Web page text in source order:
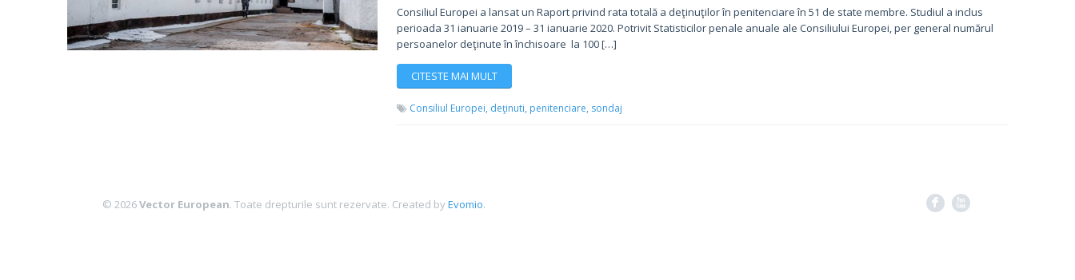
Consiliul Europei a lansat un Raport privind rata totală a deţinuţilor în penitenciare în 51 de state membre. Studiul a inclus
perioada 31 ianuarie 2019 – 31 ianuarie 2020. Potrivit Statisticilor penale anuale ale Consiliului Europei, per general numărul
persoanelor deţinute în închisoare la 100 […]
CITESTE MAI MULT
Consiliul Europei, deţinuti, penitenciare, sondaj
© 2026Vector European. Toate drepturile sunt rezervate. Created byEvomio. F X